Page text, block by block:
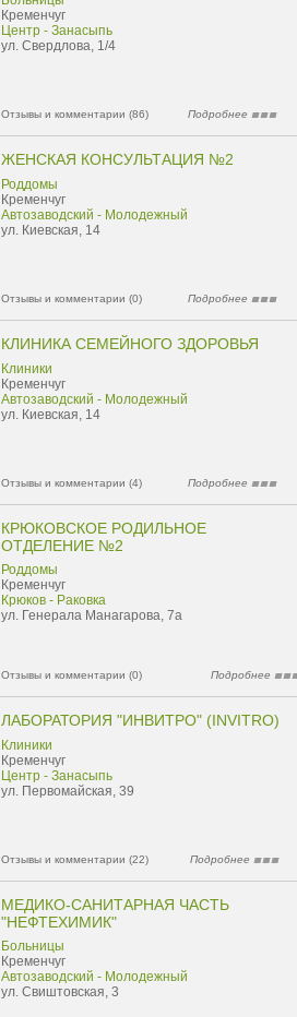
Кременчуг
Центр - Занасыпь
ул. Свердлова, 1/4
Отзывы и комментарии (86) Подробнее
ЖЕНСКАЯ КОНСУЛЬТАЦИЯ №2
Роддомы
Кременчуг
Автозаводский - Молодежный
ул. Киевская, 14
Отзывы и комментарии (0) Подробнее
КЛИНИКА СЕМЕЙНОГО ЗДОРОВЬЯ
Клиники
Кременчуг
Автозаводский - Молодежный
ул. Киевская, 14
Отзывы и комментарии (4) Подробнее
КРЮКОВСКОЕ РОДИЛЬНОЕ
ОТДЕЛЕНИЕ №2
Роддомы
Кременчуг
Крюков - Раковка
ул. Генерала Манагарова, 7а
Отзывы и комментарии (0) Подробнее
ЛАБОРАТОРИЯ "ИНВИТРО" (INVITRO)
Клиники
Кременчуг
Центр - Занасыпь
ул. Первомайская, 39
Отзывы и комментарии (22) Подробнее
МЕДИКО-САНИТАРНАЯ ЧАСТЬ
"НЕФТЕХИМИК"
Больницы
Кременчуг
Автозаводский - Молодежный
ул. Свиштовская, 3